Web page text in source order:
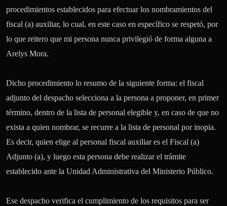
procedimientos establecidos para efectuar los nombramientos del
fiscal (a) auxiliar, lo cual, en este caso en específico se respetó, por
lo que reitero que mi persona nunca privilegió de forma alguna a
Arelys Mora.
Dicho procedimiento lo resumo de la siguiente forma: el fiscal
adjunto del despacho selecciona a la persona a proponer, en primer
término, dentro de la lista de personal elegible y, en caso de que no
exista a quien nombrar, se recurre a la lista de personal por inopia.
Es decir, quien elige al personal fiscal auxiliar es el Fiscal (a)
Adjunto (a), y luego esta persona debe realizar el trámite
establecido ante la Unidad Administrativa del Ministerio Público.
Ese despacho verifica el cumplimiento de los requisitos para ser